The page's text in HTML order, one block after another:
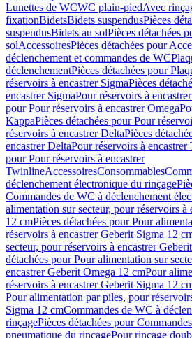
Lunettes de WCWC plain-piedAvec
fixationBidetsBidets suspendusPièces
suspendusBidets au solPièces détachées
solAccessoiresPièces détachées pour
déclenchement et commandes de WC
déclenchementPièces détachées pour
réservoirs à encastrer SigmaPièces
encastrer SigmaPour réservoirs à
pour Pour réservoirs à encastrer Omega
KappaPièces détachées pour Pour
réservoirs à encastrer DeltaPièces
encastrer DeltaPour réservoirs à
pour Pour réservoirs à encastrer
TwinlineAccessoiresConsommables
déclenchement électronique du rinçage
Commandes de WC à déclenchement
alimentation sur secteur, pour réservoirs à
12 cmPièces détachées pour Pour
réservoirs à encastrer Geberit Sigma 12
secteur, pour réservoirs à encastrer
détachées pour Pour alimentation sur
encastrer Geberit Omega 12 cmPour
réservoirs à encastrer Geberit Sigma 12
Pour alimentation par piles, pour
Sigma 12 cmCommandes de WC à
rinçagePièces détachées pour
pneumatique du rinçagePour rinçage